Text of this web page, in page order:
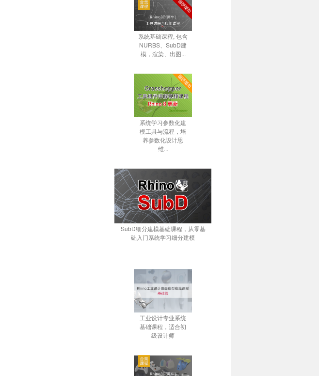
系统基础课程, 包含
NURBS、SubD建
模，渲染、出图...
系统学习参数化建
模工具与流程，培
养参数化设计思
维...
SubD细分建模基础课程，从零基
础入门系统学习细分建模
工业设计专业系统
基础课程，适合初
级设计师